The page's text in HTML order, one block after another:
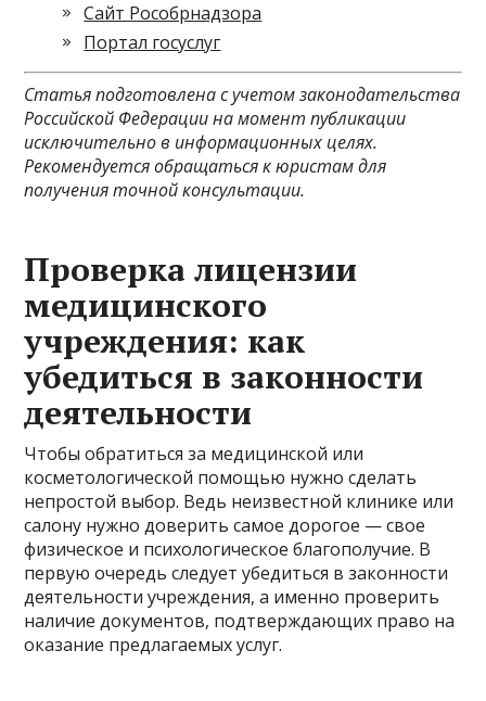
Сайт Рособрнадзора
Портал госуслуг
Статья подготовлена с учетом законодательства
Российской Федерации на момент публикации
исключительно в информационных целях.
Рекомендуется обращаться к юристам для
получения точной консультации.
Проверка лицензии
медицинского
учреждения: как
убедиться в законности
деятельности
Чтобы обратиться за медицинской или
косметологической помощью нужно сделать
непростой выбор. Ведь неизвестной клинике или
салону нужно доверить самое дорогое — свое
физическое и психологическое благополучие. В
первую очередь следует убедиться в законности
деятельности учреждения, а именно проверить
наличие документов, подтверждающих право на
оказание предлагаемых услуг.